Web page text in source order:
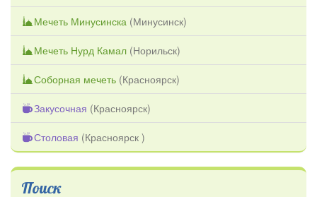
Мечеть Минусинска (Минусинск)
Мечеть Нурд Камал (Норильск)
Соборная мечеть (Красноярск)
Закусочная (Красноярск)
Столовая (Красноярск )
Поиск